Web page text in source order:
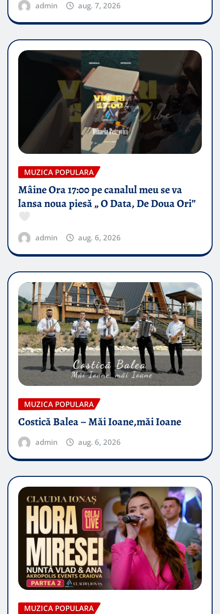
admin aug. 7, 2026
MUZICA POPULARA
Mâine Ora 17:00 pe canalul meu se va
lansa noua piesă „ O Data, De Doua Ori”
admin aug. 6, 2026
MUZICA POPULARA
Costică Balea – Măi Ioane,măi Ioane
admin aug. 6, 2026
MUZICA POPULARA